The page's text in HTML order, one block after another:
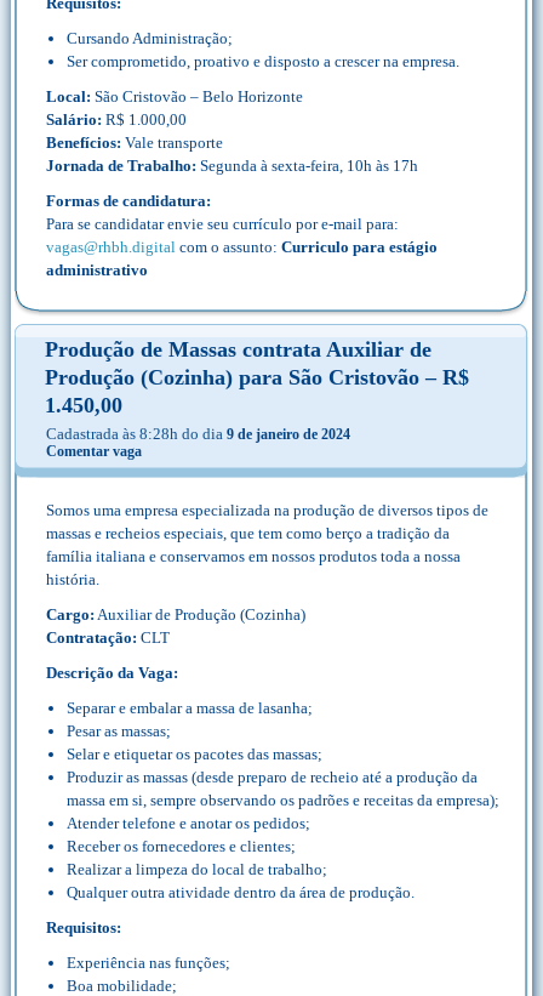
Cursando Administração;
Ser comprometido, proativo e disposto a crescer na empresa.
Local: São Cristovão – Belo Horizonte
Salário: R$ 1.000,00
Benefícios: Vale transporte
Jornada de Trabalho: Segunda à sexta-feira, 10h às 17h
Formas de candidatura:
Para se candidatar envie seu currículo por e-mail para:
vagas@rhbh.digital com o assunto: Curriculo para estágio
administrativo
Produção de Massas contrata Auxiliar de
Produção (Cozinha) para São Cristovão – R$
1.450,00
Cadastrada às 8:28h do dia 9 de janeiro de 2024
Comentar vaga
Somos uma empresa especializada na produção de diversos tipos de
massas e recheios especiais, que tem como berço a tradição da
família italiana e conservamos em nossos produtos toda a nossa
história.
Cargo: Auxiliar de Produção (Cozinha)
Contratação: CLT
Descrição da Vaga:
Separar e embalar a massa de lasanha;
Pesar as massas;
Selar e etiquetar os pacotes das massas;
Produzir as massas (desde preparo de recheio até a produção da
massa em si, sempre observando os padrões e receitas da empresa);
Atender telefone e anotar os pedidos;
Receber os fornecedores e clientes;
Realizar a limpeza do local de trabalho;
Qualquer outra atividade dentro da área de produção.
Requisitos:
Experiência nas funções;
Boa mobilidade;